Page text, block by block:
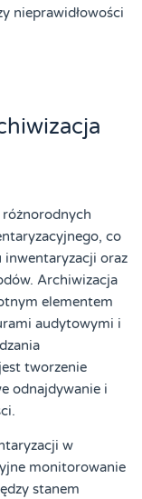
nieprawidłowości
różnorodnych
co
inwentaryzacji oraz
Archiwizacja
elementem
audytowymi i
tworzenie
odnajdywanie i
w
monitorowanie
stanem